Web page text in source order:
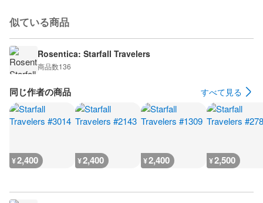
似ている商品
Rosentica: Starfall Travelers
商品数136
同じ作者の商品 すべて見る
¥2,400 ¥2,400 ¥2,400 ¥2,500